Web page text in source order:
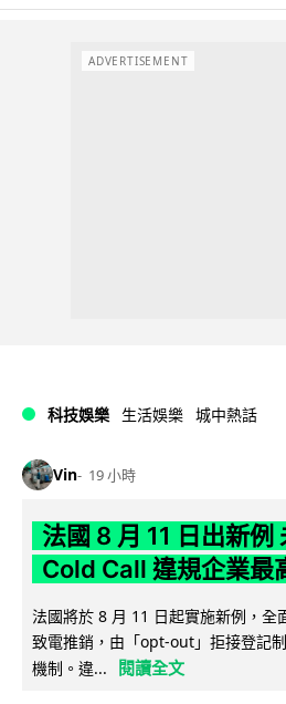
ADVERTISEMENT
科技娛樂 生活娛樂 城中熱話
Vin 19 小時
法國 8 月 11 日出新例
Cold Call 違規企業最
法國將於 8 月 11 日起實施新例，全
致電推銷，由「opt-out」拒接登記
機制。違...
閱讀全文